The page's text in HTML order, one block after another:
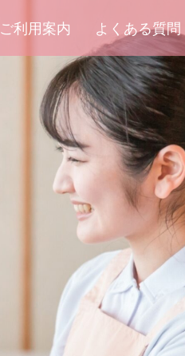
ご利用案内 よくある質問